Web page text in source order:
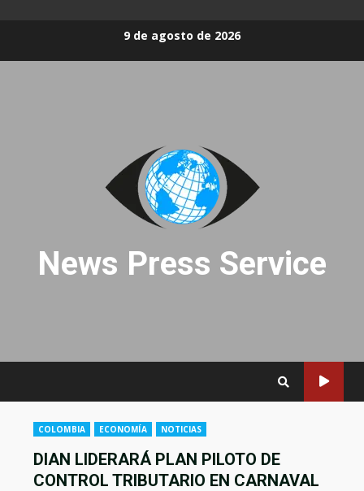
9 de agosto de 2026
News Press Service
COLOMBIA ECONOMÍA NOTICIAS
DIAN LIDERARÁ PLAN PILOTO DE
CONTROL TRIBUTARIO EN CARNAVAL